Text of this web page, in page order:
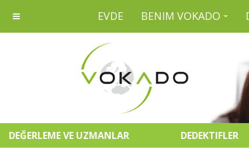
EVDE BENIM VOKADO
DEĞERLEME VE UZMANLAR DEDEKTIFLER